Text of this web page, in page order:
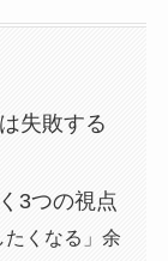
失敗する
3つの視点
くなる」余